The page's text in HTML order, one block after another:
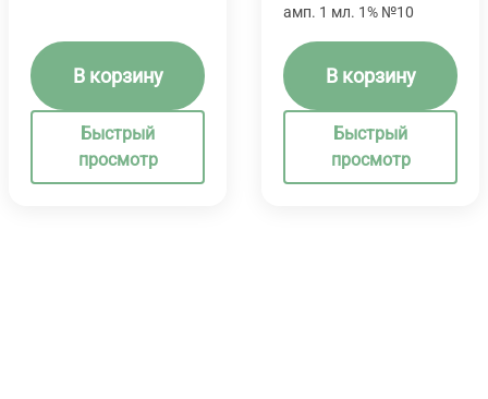
В корзину
Быстрый
просмотр
амп. 1 мл. 1% №10
В корзину
Быстрый
просмотр